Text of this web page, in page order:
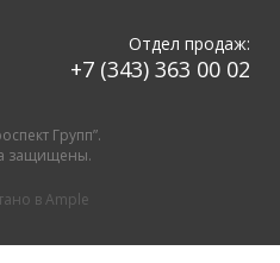
Отдел продаж:
+7 (343) 363 00 02
Групп”.
защищены.
вAmple